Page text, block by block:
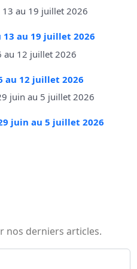
au 19 juillet 2026
au 12 juillet 2026
juin au 5 juillet 2026
nos derniers articles.